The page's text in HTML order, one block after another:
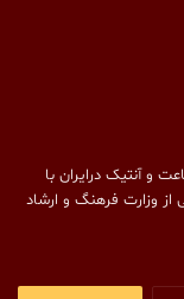
و آنتیک درایران با
وزارت فرهنگ و ارشاد